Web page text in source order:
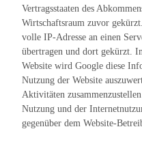
Vertragsstaaten des
Wirtschaftsraum zuvor
volle IP-Adresse an einen
übertragen und dort gekürzt.
Website wird Google diese
Nutzung der Website
Aktivitäten
Nutzung und der
gegenüber dem Website-